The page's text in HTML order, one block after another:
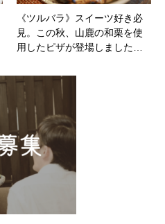
《ツルバラ》スイーツ好き必
見。この秋、山鹿の和栗を使
用したピザが登場しました…